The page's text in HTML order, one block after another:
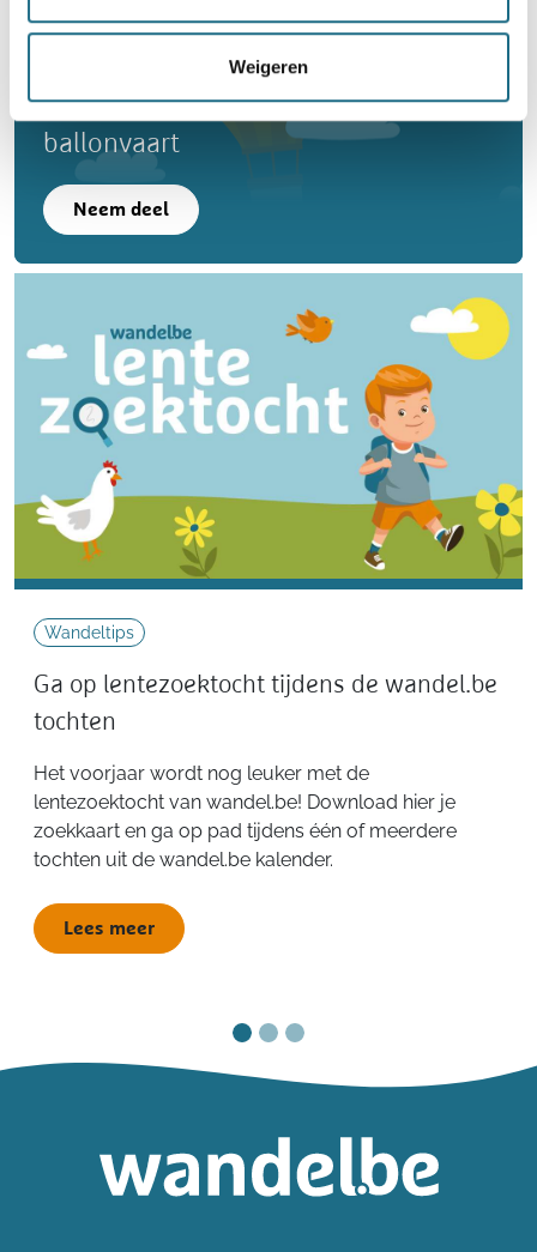
Weigeren
Word lid en maak kans op een
ballonvaart
Neem deel
Wandeltips
Ga op lentezoektocht tijdens de wandel.be
tochten
Het voorjaar wordt nog leuker met de
lentezoektocht van wandel.be! Download hier je
zoekkaart en ga op pad tijdens één of meerdere
tochten uit de wandel.be kalender.
Lees meer